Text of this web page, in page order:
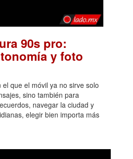
90s pro:
y foto
que el móvil ya no sirve solo
sino también para
navegar la ciudad y
elegir bien importa más